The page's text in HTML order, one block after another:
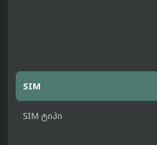
SIM
SIM ტიპი